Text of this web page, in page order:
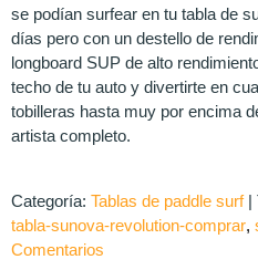
se podían surfear en tu tabla de
días pero con un destello de
longboard SUP de alto
techo de tu auto y divertirte en
tobilleras hasta muy por encima
artista completo.
Categoría: Tablas de paddle surf |
tabla-sunova-revolution-comprar
Comentarios